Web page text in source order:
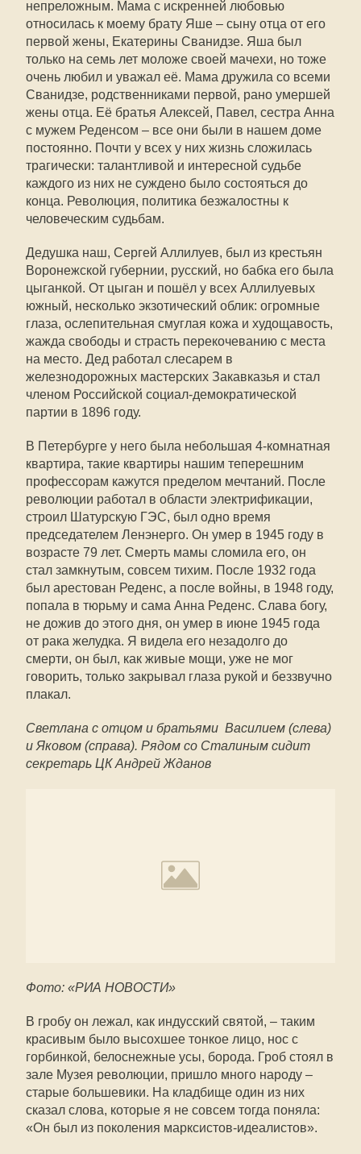
непреложным. Мама с искренней любовью
относилась к моему брату Яше – сыну отца от его
первой жены, Екатерины Сванидзе. Яша был
только на семь лет моложе своей мачехи, но тоже
очень любил и уважал её. Мама дружила со всеми
Сванидзе, родственниками первой, рано умершей
жены отца. Её братья Алексей, Павел, сестра Анна
с мужем Реденсом – все они были в нашем доме
постоянно. Почти у всех у них жизнь сложилась
трагически: талантливой и интересной судьбе
каждого из них не суждено было состояться до
конца. Революция, политика безжалостны к
человеческим судьбам.
Дедушка наш, Сергей Аллилуев, был из крестьян
Воронежской губернии, русский, но бабка его была
цыганкой. От цыган и пошёл у всех Аллилуевых
южный, несколько экзотический облик: огромные
глаза, ослепительная смуглая кожа и худощавость,
жажда свободы и страсть перекочеванию с места
на место. Дед работал слесарем в
железнодорожных мастерских Закавказья и стал
членом Российской социал-демократической
партии в 1896 году.
В Петербурге у него была небольшая 4-комнатная
квартира, такие квартиры нашим теперешним
профессорам кажутся пределом мечтаний. После
революции работал в области электрификации,
строил Шатурскую ГЭС, был одно время
председателем Ленэнерго. Он умер в 1945 году в
возрасте 79 лет. Смерть мамы сломила его, он
стал замкнутым, совсем тихим. После 1932 года
был арестован Реденс, а после войны, в 1948 году,
попала в тюрьму и сама Анна Реденс. Слава богу,
не дожив до этого дня, он умер в июне 1945 года
от рака желудка. Я видела его незадолго до
смерти, он был, как живые мощи, уже не мог
говорить, только закрывал глаза рукой и беззвучно
плакал.
Светлана с отцом и братьями Василием (слева)
и Яковом (справа). Рядом со Сталиным сидит
секретарь ЦК Андрей Жданов
Фото: «РИА НОВОСТИ»
В гробу он лежал, как индусский святой, – таким
красивым было высохшее тонкое лицо, нос с
горбинкой, белоснежные усы, борода. Гроб стоял в
зале Музея революции, пришло много народу –
старые большевики. На кладбище один из них
сказал слова, которые я не совсем тогда поняла:
«Он был из поколения марксистов-идеалистов».